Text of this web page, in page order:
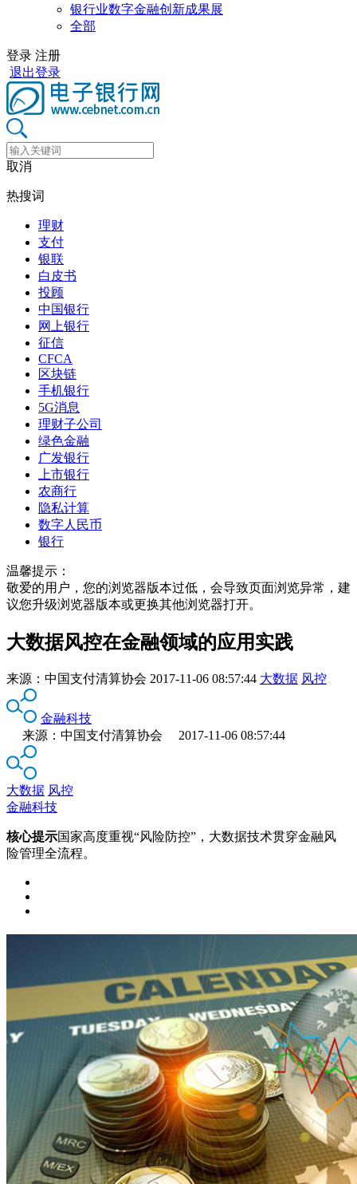
银行业数字金融创新成果展
全部
登录 注册
退出登录
取消
热搜词
理财
支付
银联
白皮书
投顾
中国银行
网上银行
征信
CFCA
区块链
手机银行
5G消息
理财子公司
绿色金融
广发银行
上市银行
农商行
隐私计算
数字人民币
银行
温馨提示：
敬爱的用户，您的浏览器版本过低，会导致页面浏览异常，建
议您升级浏览器版本或更换其他浏览器打开。
大数据风控在金融领域的应用实践
来源： 中国支付清算协会 2017-11-06 08:57:44 大数据 风控
金融科技
来源：中国支付清算协会 2017-11-06 08:57:44
大数据 风控
金融科技
核心提示国家高度重视“风险防控”，大数据技术贯穿金融风
险管理全流程。